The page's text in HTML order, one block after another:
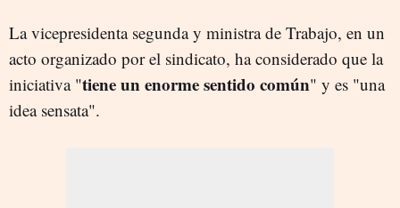
La vicepresidenta segunda y ministra de Trabajo, en un
acto organizado por el sindicato, ha considerado que la
iniciativa "tiene un enorme sentido común" y es "una
idea sensata".